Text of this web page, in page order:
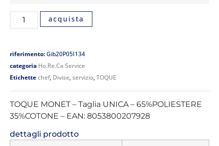
acquista
riferimento:Gib20P05I134
categoria Ho.Re.Ca Service
Etichettechef, Divise,servizio,TOQUE
TOQUE MONET – Taglia UNICA – 65%POLIESTERE
35%COTONE – EAN: 8053800207928
dettagli prodotto